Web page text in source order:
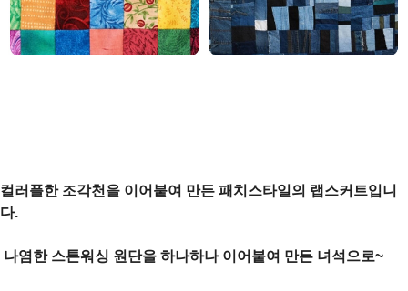
컬러플한 조각천을 이어붙여 만든 패치스타일의 랩스커트입니
다.
나염한 스톤워싱 원단을 하나하나 이어붙여 만든 녀석으로~